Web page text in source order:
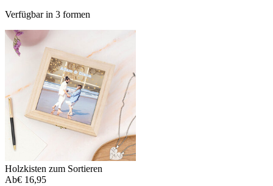
Verfügbar in 3 formen
Holzkisten zum Sortieren
Ab€ 16,95